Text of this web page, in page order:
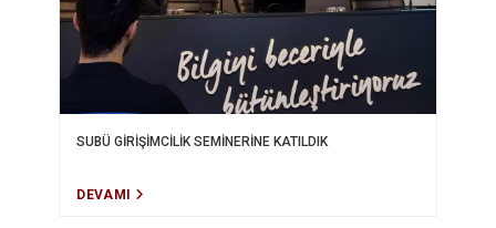
SUBÜ GİRİŞİMCİLİK SEMİNERİNE KATILDIK
DEVAMI